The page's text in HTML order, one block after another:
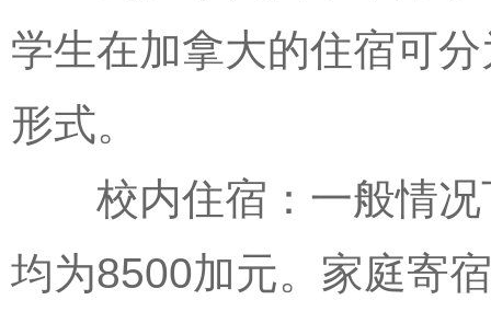
学生在加拿大的住宿可
形式。
校内住宿：一般情况
均为8500加元。家庭寄